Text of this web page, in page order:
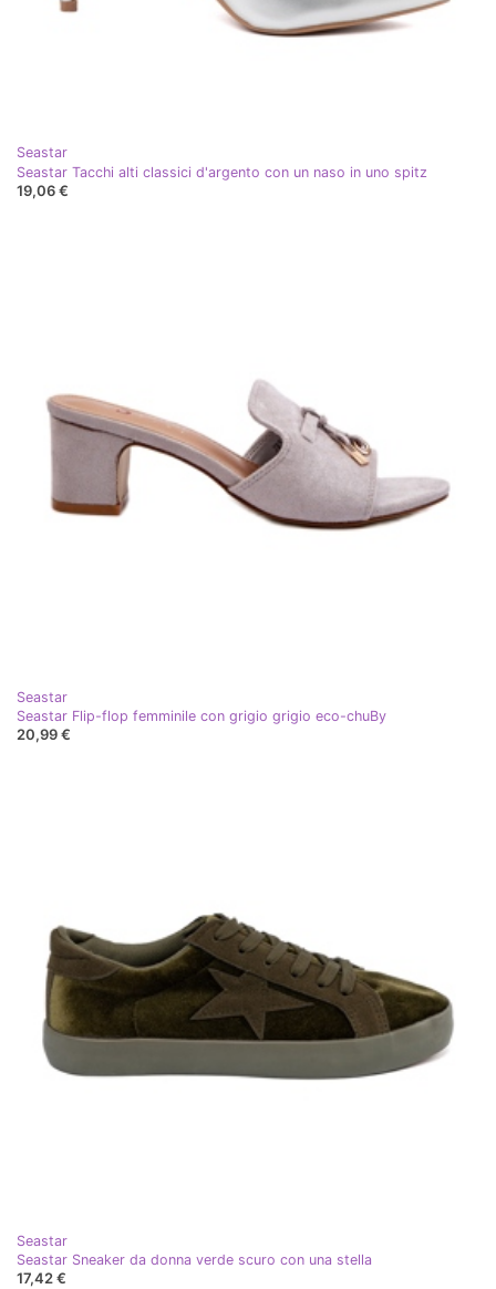
Seastar
Seastar Tacchi alti classici d'argento con un naso in uno spitz
19,06 €
Seastar
Seastar Flip-flop femminile con grigio grigio eco-chuBy
20,99 €
Seastar
Seastar Sneaker da donna verde scuro con una stella
17,42 €